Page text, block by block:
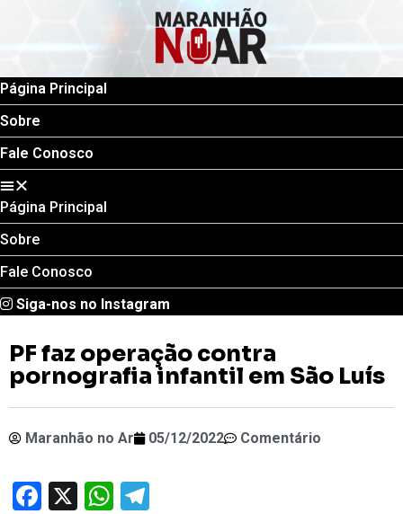
Página Principal
Sobre
Fale Conosco
Página Principal
Sobre
Fale Conosco
Siga-nos no Instagram
PF faz operação contra
pornografia infantil em São Luís
Maranhão no Ar 05/12/2022 Comentário
Facebook
X WhatsApp